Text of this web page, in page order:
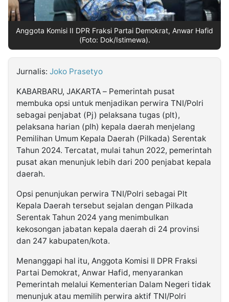
Kabarbaru.co
2026
Kabarbaru
Media
Holding
Anggota Komisi II DPR Fraksi Partai Demokrat, Anwar Hafid
(Foto: Dok/Istimewa).
Jurnalis: Joko Prasetyo
KABARBARU, JAKARTA – Pemerintah pusat
membuka opsi untuk menjadikan perwira TNI/Polri
sebagai penjabat (Pj) pelaksana tugas (plt),
pelaksana harian (plh) kepala daerah menjelang
Pemilihan Umum Kepala Daerah (Pilkada) Serentak
Tahun 2024. Tercatat, mulai tahun 2022, pemerintah
pusat akan menunjuk lebih dari 200 penjabat kepala
daerah.
Opsi penunjukan perwira TNI/Polri sebagai Plt
Kepala Daerah tersebut sejalan dengan Pilkada
Serentak Tahun 2024 yang menimbulkan
kekosongan jabatan kepala daerah di 24 provinsi
dan 247 kabupaten/kota.
Menanggapi hal itu, Anggota Komisi II DPR Fraksi
Partai Demokrat, Anwar Hafid, menyarankan
Pemerintah melalui Kementerian Dalam Negeri tidak
menunjuk atau memilih perwira aktif TNI/Polri